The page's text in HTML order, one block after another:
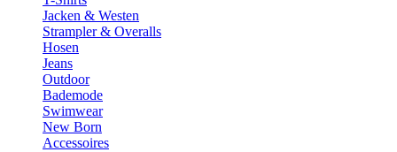
Jacken & Westen
Strampler & Overalls
Hosen
Jeans
Outdoor
Bademode
Swimwear
New Born
Accessoires